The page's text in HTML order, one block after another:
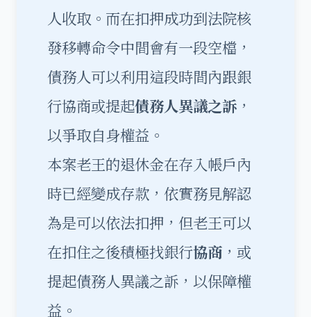
人收取。而在扣押成功到法院核
發移轉命令中間會有一段空檔，
債務人可以利用這段時間內跟銀
行協商或提起債務人異議之訴 ，
以爭取自身權益。
本案老王的退休金在存入帳戶內
時已經變成存款，依實務見解認
為是可以依法扣押，但老王可以
在扣住之後積極找銀行協商 ，或
提起債務人異議之訴，以保障權
益。